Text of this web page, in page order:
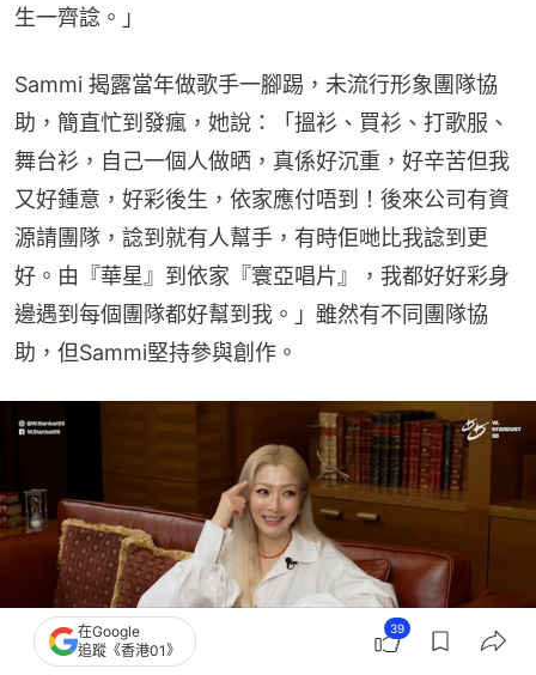
生一齊諗。」
Sammi 揭露當年做歌手一腳踢，未流行形象團隊協
助，簡直忙到發瘋，她說：「搵衫、買衫、打歌服、
舞台衫，自己一個人做晒，真係好沉重，好辛苦但我
又好鍾意，好彩後生，依家應付唔到！後來公司有資
源請團隊，諗到就有人幫手，有時佢哋比我諗到更
好。由『華星』到依家『寰亞唱片』，我都好好彩身
邊遇到每個團隊都好幫到我。」雖然有不同團隊協
助，但Sammi堅持參與創作。
在Google
追蹤《香港01》
39